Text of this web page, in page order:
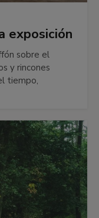
exposición
sobre el
y rincones
tiempo,